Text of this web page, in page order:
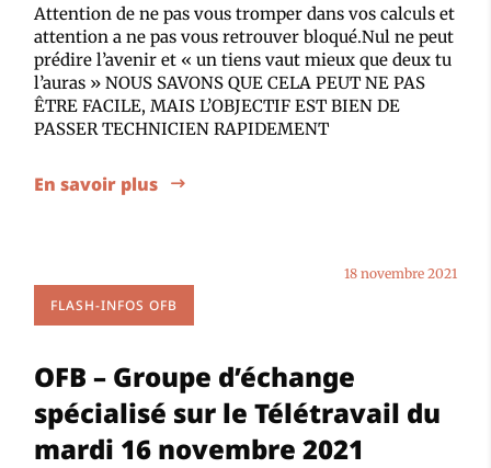
Attention de ne pas vous tromper dans vos calculs et
attention a ne pas vous retrouver bloqué.Nul ne peut
prédire l’avenir et « un tiens vaut mieux que deux tu
l’auras » NOUS SAVONS QUE CELA PEUT NE PAS
ÊTRE FACILE, MAIS L’OBJECTIF EST BIEN DE
PASSER TECHNICIEN RAPIDEMENT
En savoir plus
FLASH-INFOS OFB
18 novembre 2021
OFB – Groupe d’échange
spécialisé sur le Télétravail du
mardi 16 novembre 2021